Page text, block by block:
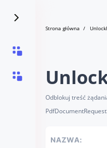
Strona główna
Odblokuj treść
PdfDocumentRequest
NAZWA: